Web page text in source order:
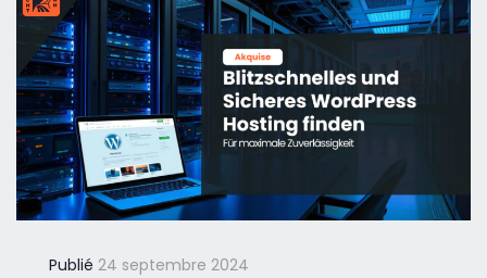
Publié 24 septembre 2024